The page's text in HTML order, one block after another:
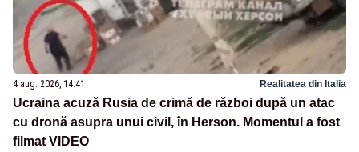
4 aug. 2026, 14:41 Realitatea din Italia
Ucraina acuză Rusia de crimă de război după un atac
cu dronă asupra unui civil, în Herson. Momentul a fost
filmat VIDEO